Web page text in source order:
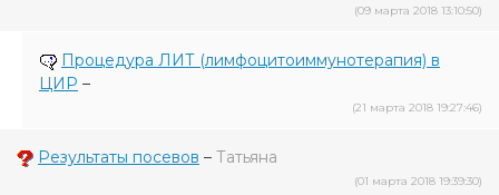
(09 марта 2018 13:10:50)
Процедура ЛИТ (лимфоцитоиммунотерапия) в
ЦИР –
(21 марта 2018 19:27:46)
Результаты посевов – Татьяна
(01 марта 2018 19:39:30)